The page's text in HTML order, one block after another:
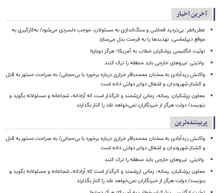
آخرین اخبار
عطریانفر: بی‌تردید فحاشی و سنگ‌اندازی به مسئولان، موجب دلسردی می‌شود/ به‌کارگیری به
موقع دیپلماسی، تهدیدها را به فرصت بدل می‌سازد
توئیت انگلیسی پزشکیان خطاب به آمریکا؛ هرگز دوباره!
ولایتی: نیروهای خارجی باید منطقه را ترک کنند
واکنش زیدآبادی به سخنان محمدباقر خرازی درباره برخورد با بی‌حجابی/ به صراحت دستور به قتل
و کشتار شهروندان و اشغال دوایر دولتی داده است
معاون پزشکیان: رسانه، زمانی ارزشمند و اثرگذار است که آزادانه، شجاعانه و مسئولانه بگوید و
بنویسد/ دولت هرگز از خبرنگاران نمی‌خواهد نقد را کنار بگذارند
پربیننده‌ترین
واکنش زیدآبادی به سخنان محمدباقر خرازی درباره برخورد با بی‌حجابی/ به صراحت دستور به قتل
و کشتار شهروندان و اشغال دوایر دولتی داده است
ولایتی: نیروهای خارجی باید منطقه را ترک کنند
معاون پزشکیان: رسانه، زمانی ارزشمند و اثرگذار است که آزادانه، شجاعانه و مسئولانه بگوید و
بنویسد/ دولت هرگز از خبرنگاران نمی‌خواهد نقد را کنار بگذارند